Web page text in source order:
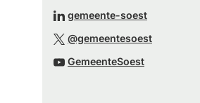
externe
website)
externe
gemeente-soest(Verwijst
naar
@gemeentesoest(Verwijst
GemeenteSoest(Verwijst